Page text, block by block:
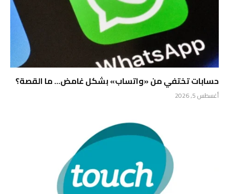
حسابات تختفي من «واتساب» بشكل غامض… ما القصة؟
أغسطس 5, 2026